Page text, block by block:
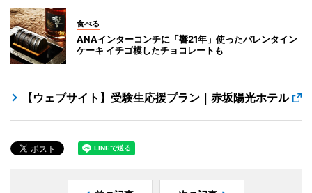
食べる
ANAインターコンチに「響21年」使ったバレンタイン
ケーキ イチゴ模したチョコレートも
【ウェブサイト】受験生応援プラン｜赤坂陽光ホテル